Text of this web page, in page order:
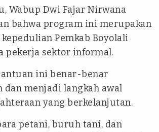
Wabup Dwi Fajar Nirwana
bahwa program ini merupakan
Pemkab Boyolali
pekerja sektor informal.
ini benar-benar
dan menjadi langkah awal
yang berkelanjutan.
petani, buruh tani, dan